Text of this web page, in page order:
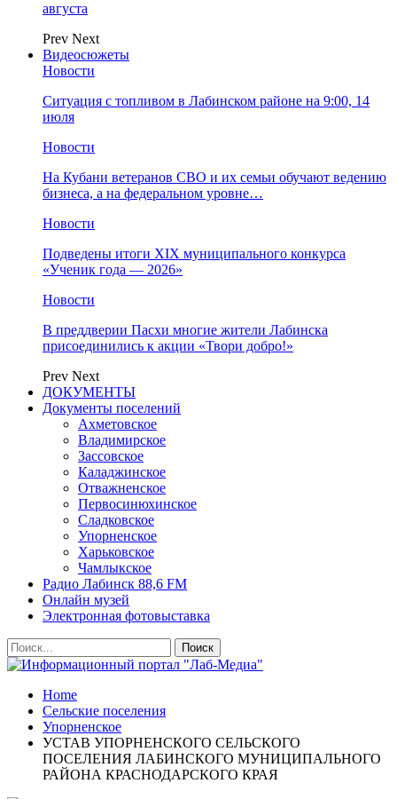
августа
Prev Next
Видеосюжеты
Новости
Ситуация с топливом в Лабинском районе на 9:00, 14
июля
Новости
На Кубани ветеранов СВО и их семьи обучают ведению
бизнеса, а на федеральном уровне…
Новости
Подведены итоги XIX муниципального конкурса
«Ученик года — 2026»
Новости
В преддверии Пасхи многие жители Лабинска
присоединились к акции «Твори добро!»
Prev Next
ДОКУМЕНТЫ
Документы поселений
Ахметовское
Владимирское
Зассовское
Каладжинское
Отважненское
Первосинюхинское
Сладковское
Упорненское
Харьковское
Чамлыкское
Радио Лабинск 88,6 FM
Онлайн музей
Электронная фотовыставка
Home
Сельские поселения
Упорненское
УСТАВ УПОРНЕНСКОГО СЕЛЬСКОГО
ПОСЕЛЕНИЯ ЛАБИНСКОГО МУНИЦИПАЛЬНОГО
РАЙОНА КРАСНОДАРСКОГО КРАЯ